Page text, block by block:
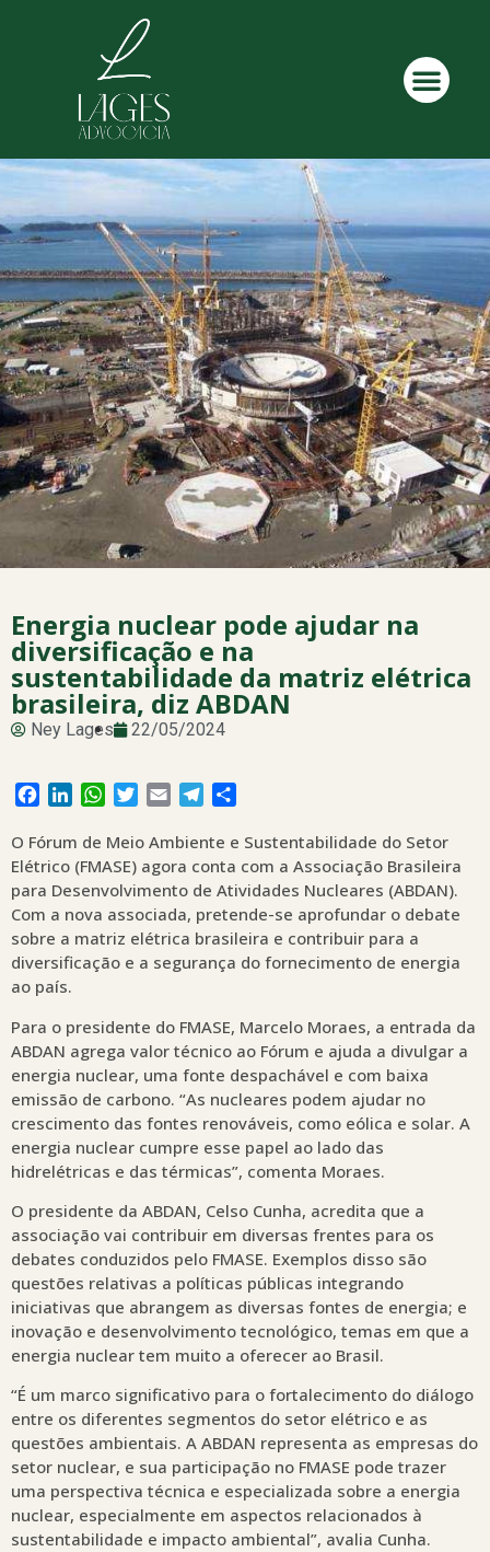
Energia nuclear pode ajudar na
diversificação e na
sustentabilidade da matriz elétrica
brasileira, diz ABDAN
Ney Lages 22/05/2024
Facebook
LinkedInWhatsApp
Twitter
Email Telegram
O Fórum de Meio Ambiente e Sustentabilidade do Setor
Elétrico (FMASE) agora conta com a Associação Brasileira
para Desenvolvimento de Atividades Nucleares (ABDAN).
Com a nova associada, pretende-se aprofundar o debate
sobre a matriz elétrica brasileira e contribuir para a
diversificação e a segurança do fornecimento de energia
ao país.
Para o presidente do FMASE, Marcelo Moraes, a entrada da
ABDAN agrega valor técnico ao Fórum e ajuda a divulgar a
energia nuclear, uma fonte despachável e com baixa
emissão de carbono. “As nucleares podem ajudar no
crescimento das fontes renováveis, como eólica e solar. A
energia nuclear cumpre esse papel ao lado das
hidrelétricas e das térmicas”, comenta Moraes.
O presidente da ABDAN, Celso Cunha, acredita que a
associação vai contribuir em diversas frentes para os
debates conduzidos pelo FMASE. Exemplos disso são
questões relativas a políticas públicas integrando
iniciativas que abrangem as diversas fontes de energia; e
inovação e desenvolvimento tecnológico, temas em que a
energia nuclear tem muito a oferecer ao Brasil.
“É um marco significativo para o fortalecimento do diálogo
entre os diferentes segmentos do setor elétrico e as
questões ambientais. A ABDAN representa as empresas do
setor nuclear, e sua participação no FMASE pode trazer
uma perspectiva técnica e especializada sobre a energia
nuclear, especialmente em aspectos relacionados à
sustentabilidade e impacto ambiental”, avalia Cunha.